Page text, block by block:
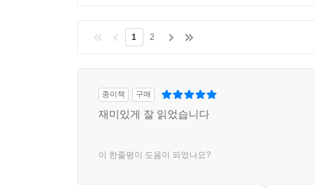
1 2
종이책 구매
재미있게 잘 읽었습니다
이 한줄평이 도움이 되었나요?